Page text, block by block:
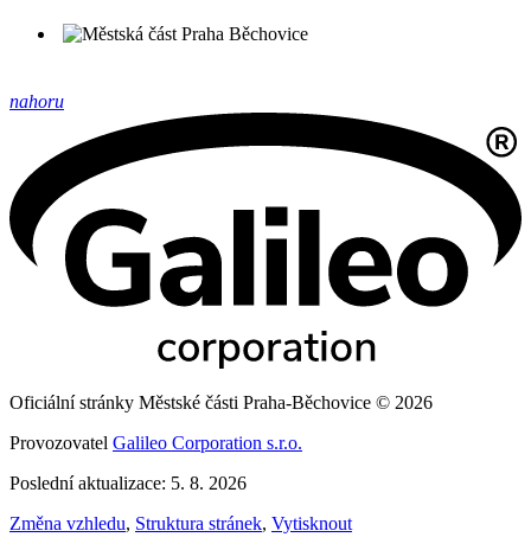
nahoru
Oficiální stránky Městské části Praha-Běchovice © 2026
Provozovatel Galileo Corporation s.r.o.
Poslední aktualizace: 5. 8. 2026
Změna vzhledu, Struktura stránek, Vytisknout